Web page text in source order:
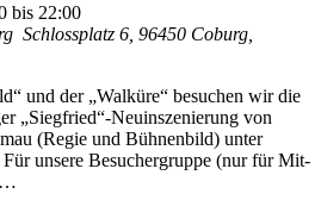
bis 22:00
Schloss­platz 6, 96450 Co­burg,
und der „Wal­kü­re“ be­su­chen wir die
„Siegfried“-Neuinszenierung von
(Re­gie und Büh­nen­bild) un­ter
un­se­re Be­su­cher­grup­pe (nur für Mit­